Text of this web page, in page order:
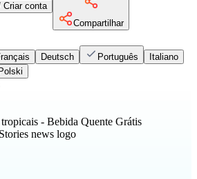
Criar conta
Compartilhar
Deutsch Português
Italiano
Polski